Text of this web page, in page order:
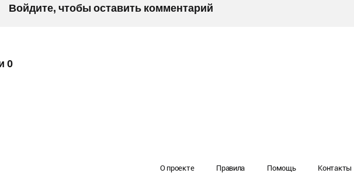
Войдите, чтобы оставить комментарий
0
О проекте Правила Помощь Контакты